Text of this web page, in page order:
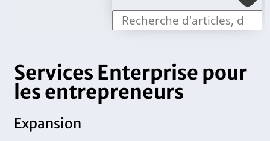
Services Enterprise pour
les entrepreneurs
Expansion